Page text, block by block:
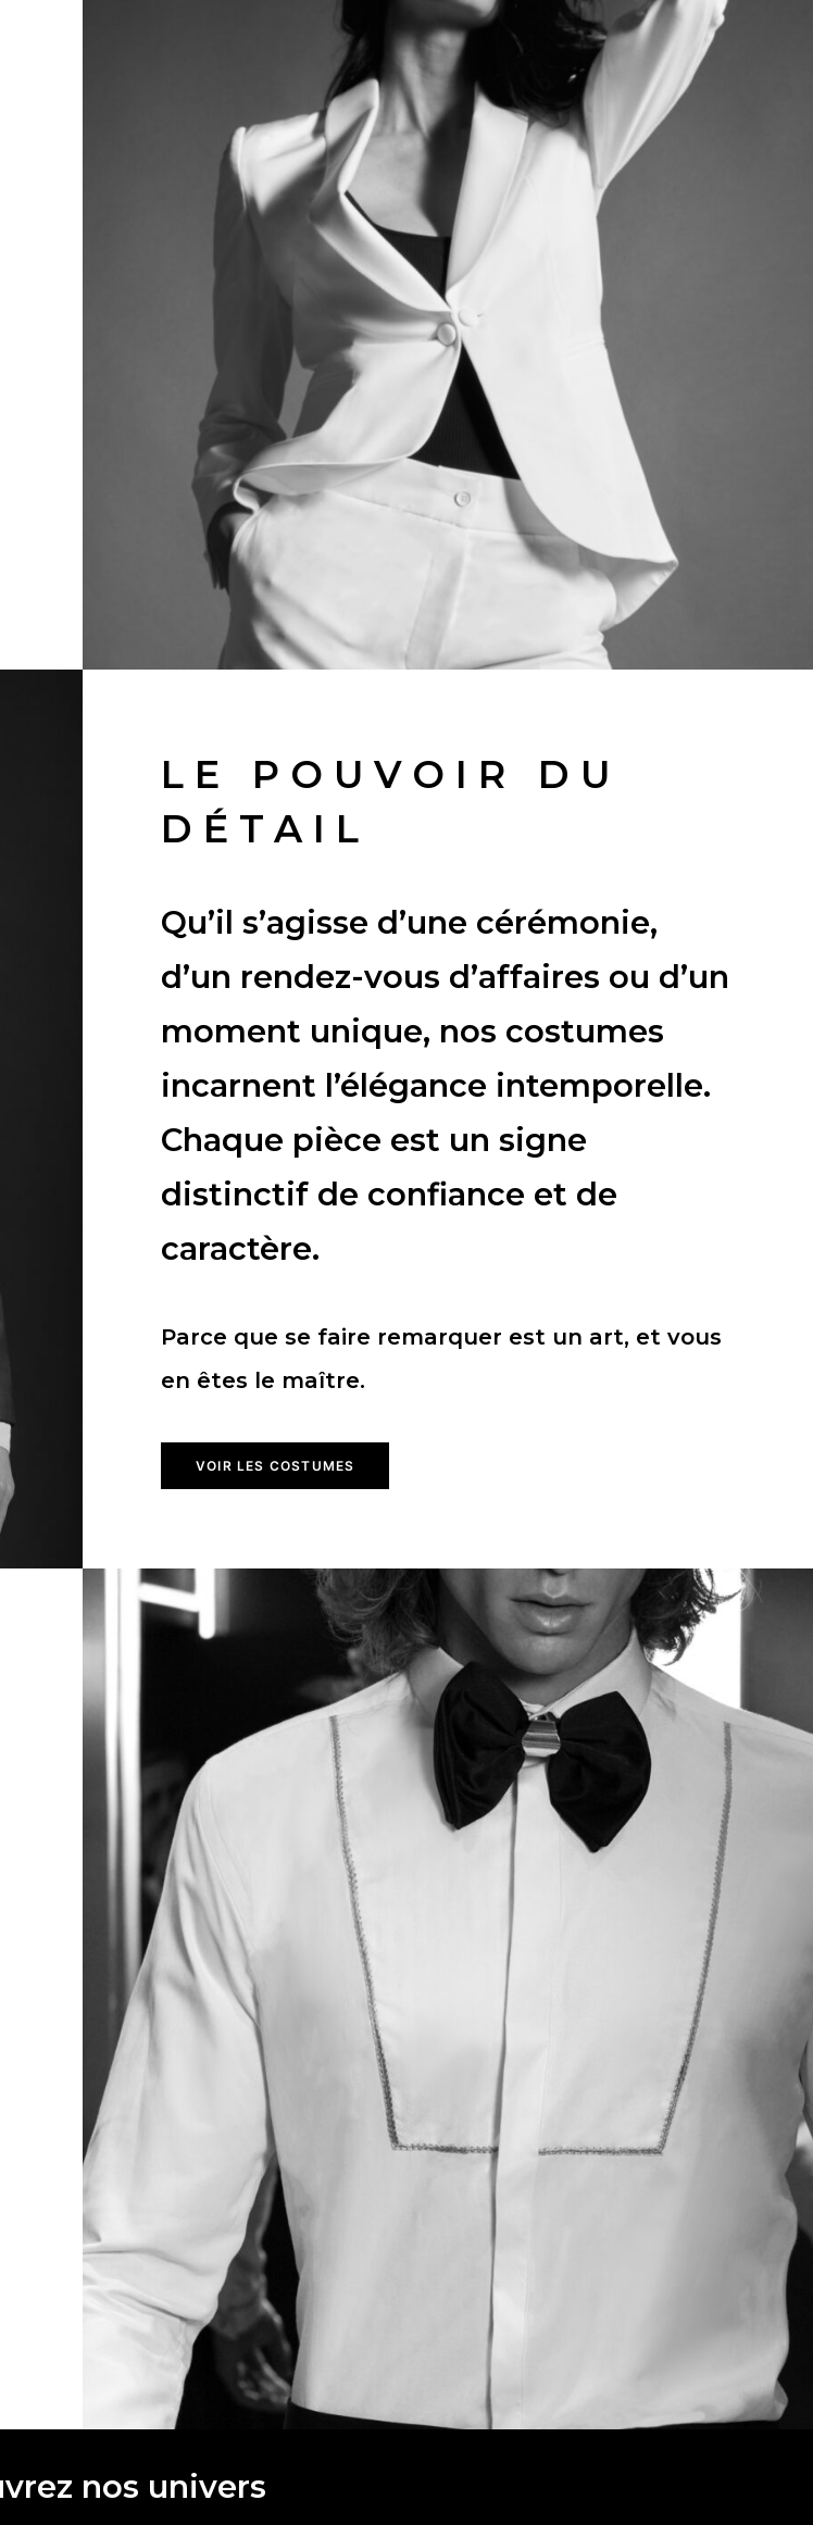
LE POUVOIR DU
DÉTAIL
Qu’il s’agisse d’une cérémonie,
d’un rendez-vous d’affaires ou d’un
moment unique, nos costumes
incarnent l’élégance intemporelle.
Chaque pièce est un signe
distinctif de confiance et de
caractère.
Parce que se faire remarquer est un art, et vous
en êtes le maître.
VOIR LES COSTUMES
nos univers